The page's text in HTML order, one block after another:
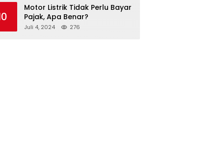
Motor Listrik Tidak Perlu Bayar
Pajak, Apa Benar?
Juli 4, 2024 276